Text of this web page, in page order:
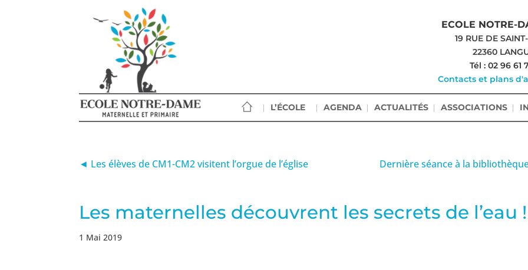
ECOLE NOTRE-
19 RUE DE
22360
Tél : 02 96 61
Contacts et plans
L’ÉCOLE AGENDA ACTUALITÉS ASSOCIATIONS
◄ Les élèves de CM1-CM2 visitent l’orgue de l’église Dernière séance à la
Les maternelles découvrent les secrets de l’eau !
1 Mai 2019